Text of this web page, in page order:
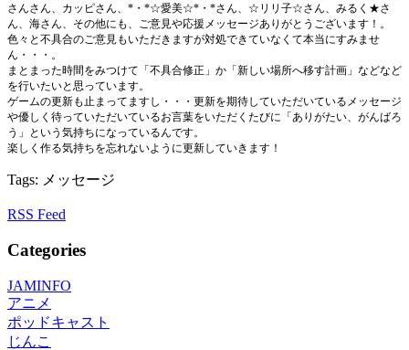
さんさん、カッピさん、*・*☆愛美☆*・*さん、☆リリ子☆さん、みるく★さ
ん、海さん、その他にも、ご意見や応援メッセージありがとうございます！。
色々と不具合のご意見もいただきますが対処できていなくて本当にすみませ
ん・・・。
まとまった時間をみつけて「不具合修正」か「新しい場所へ移す計画」などなど
を行いたいと思っています。
ゲームの更新も止まってますし・・・更新を期待していただいているメッセージ
や優しく待っていただいているお言葉をいただくたびに「ありがたい、がんばろ
う」という気持ちになっているんです。
楽しく作る気持ちを忘れないように更新していきます！
Tags: メッセージ
RSS Feed
Categories
JAMINFO
アニメ
ポッドキャスト
じんこ